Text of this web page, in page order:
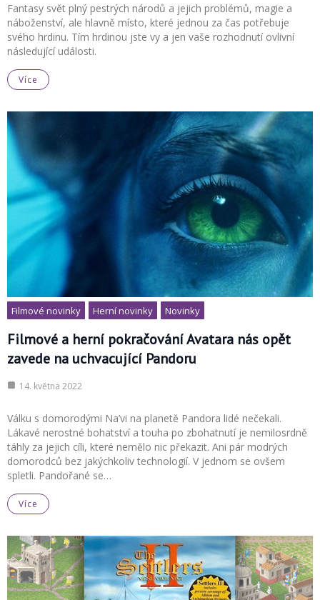
Fantasy svět plný pestrých národů a jejich problémů, magie a
náboženství, ale hlavně místo, které jednou za čas potřebuje
svého hrdinu. Tím hrdinou jste vy a jen vaše rozhodnutí ovlivní
následující události.
Více
Filmové novinky Herní novinky Novinky
Filmové a herní pokračování Avatara nás opět
zavede na uchvacující Pandoru
14. května 2022
Válku s domorodými Na’vi na planetě Pandora lidé nečekali.
Lákavé nerostné bohatství a touha po zbohatnutí je nemilosrdně
táhly za jejich cíli, které nemělo nic překazit. Ani pár modrých
domorodců bez jakýchkoliv technologií. V jednom se ovšem
spletli. Pandořané se…
Více